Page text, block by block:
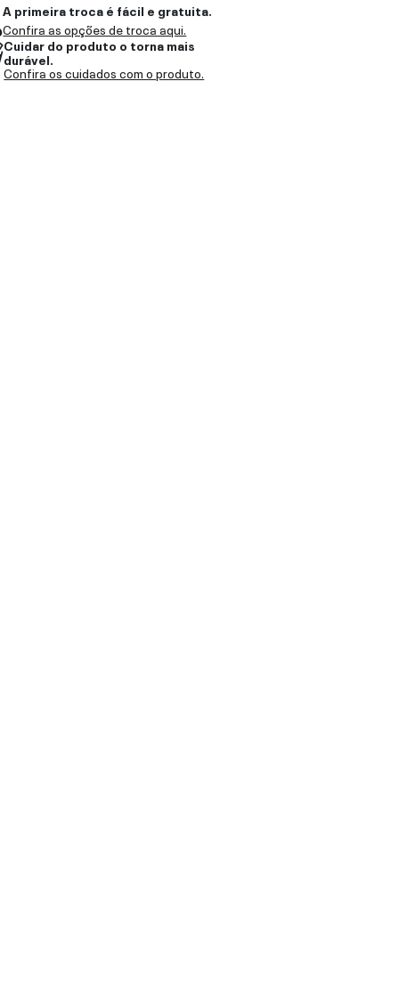
A primeira troca é fácil e gratuita.
Confira as opções de troca aqui.
Cuidar do produto o torna mais
durável.
Confira os cuidados com o produto.